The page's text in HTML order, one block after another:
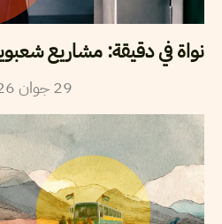
نواة في دقيقة: مشاريع
29 جوان